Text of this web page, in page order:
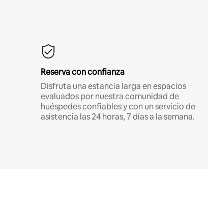
Reserva con confianza
Disfruta una estancia larga en espacios
evaluados por nuestra comunidad de
huéspedes confiables y con un servicio de
asistencia las 24 horas, 7 días a la semana.